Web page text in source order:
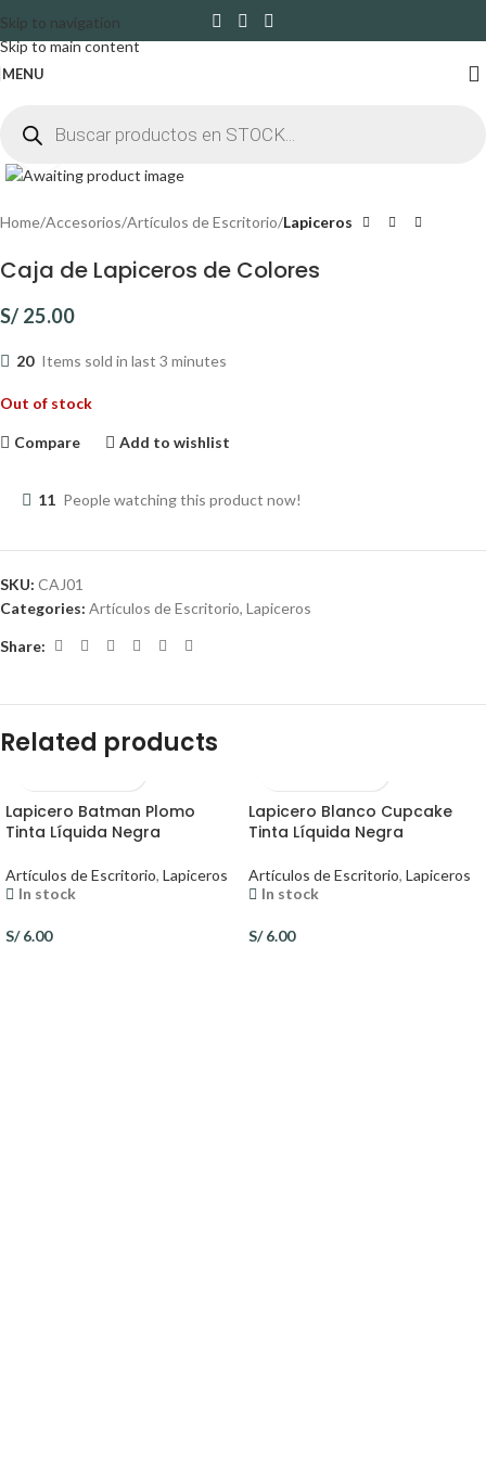
Skip to navigation
Skip to main content
MENU
Click to enlarge
Home Accesorios Artículos de Escritorio Lapiceros
Caja de Lapiceros de Colores
S/ 25.00
20 Items sold in last 3 minutes
Out of stock
Compare Add to wishlist
11 People watching this product now!
SKU: CAJ01
Categories: Artículos de Escritorio, Lapiceros
Share:
Related products
Lapicero Batman Plomo
Tinta Líquida Negra
Artículos de Escritorio, Lapiceros
In stock
S/6.00
Lapicero Blanco Cupcake
Tinta Líquida Negra
Artículos de Escritorio, Lapiceros
In stock
S/6.00